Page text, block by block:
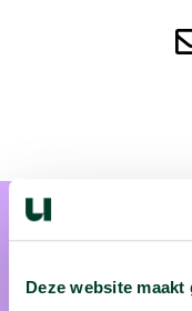
Deze website